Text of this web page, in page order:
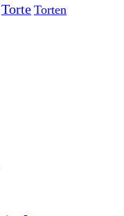
Torte Torten